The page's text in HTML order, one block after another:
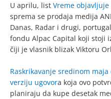
U aprilu, list Vreme objavljuje
sprema se prodaja medija
Danas, Radar i drugi,
fondu Alpac Capital koji stoji
čiji je vlasnik blizak Viktoru
Raskrikavanje sredinom
verziju ugovora koja ovo
planiraju da kupe desetak